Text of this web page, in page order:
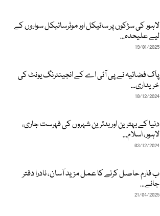
لاہور کی سڑکوں پر سائیکل اور موٹرسائیکل سواروں کے
لیے علیحدہ...
19/01/2025
پاک فضائیہ نے پی آئی اے کے انجینئرنگ یونٹ کی
خریداری...
10/12/2024
دنیا کے بہترین اور بدترین شہروں کی فہرست جاری،
لاہور، اسلام...
03/12/2024
ب فارم حاصل کرنے کا عمل مزید آسان، نادرا دفتر
جانے...
21/04/2025